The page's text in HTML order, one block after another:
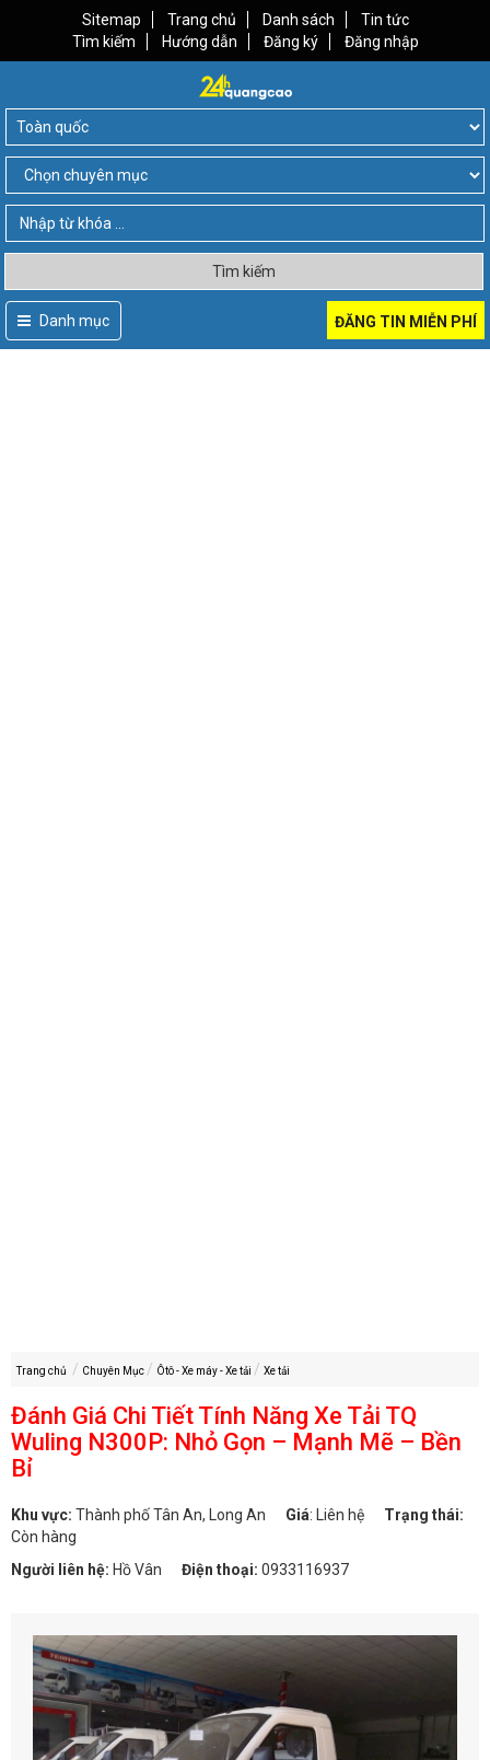
Sitemap Trang chủ Danh sách
Tin tức
Tìm kiếm
Hướng dẫn Đăng ký Đăng nhập
Tìm kiếm
Danh mục ĐĂNG TIN MIỄN PHÍ
Trang chủ Chuyên Mục Ôtô - Xe máy - Xe tải Xe tải
Đánh Giá Chi Tiết Tính Năng Xe Tải TQ
Wuling N300P: Nhỏ Gọn – Mạnh Mẽ – Bền
Bỉ
Khu vực: Thành phố Tân An, Long An Giá: Liên hệ
Trạng thái:
Còn hàng
Người liên hệ: Hồ Vân Điện thoại: 0933116937